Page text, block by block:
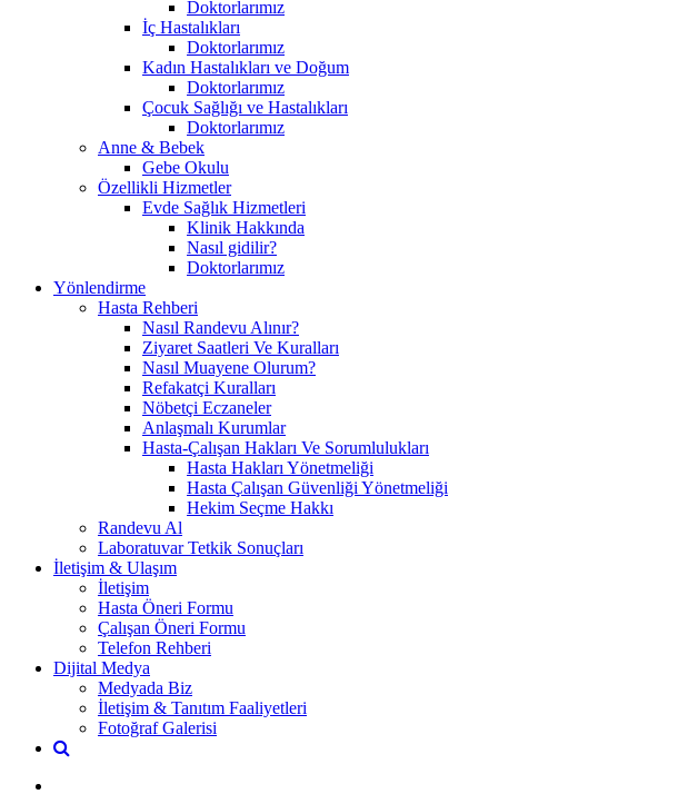
Doktorlarımız
İç Hastalıkları
Doktorlarımız
Kadın Hastalıkları ve Doğum
Doktorlarımız
Çocuk Sağlığı ve Hastalıkları
Doktorlarımız
Anne & Bebek
Gebe Okulu
Özellikli Hizmetler
Evde Sağlık Hizmetleri
Klinik Hakkında
Nasıl gidilir?
Doktorlarımız
Yönlendirme
Hasta Rehberi
Nasıl Randevu Alınır?
Ziyaret Saatleri Ve Kuralları
Nasıl Muayene Olurum?
Refakatçi Kuralları
Nöbetçi Eczaneler
Anlaşmalı Kurumlar
Hasta-Çalışan Hakları Ve Sorumlulukları
Hasta Hakları Yönetmeliği
Hasta Çalışan Güvenliği Yönetmeliği
Hekim Seçme Hakkı
Randevu Al
Laboratuvar Tetkik Sonuçları
İletişim & Ulaşım
İletişim
Hasta Öneri Formu
Çalışan Öneri Formu
Telefon Rehberi
Dijital Medya
Medyada Biz
İletişim & Tanıtım Faaliyetleri
Fotoğraf Galerisi